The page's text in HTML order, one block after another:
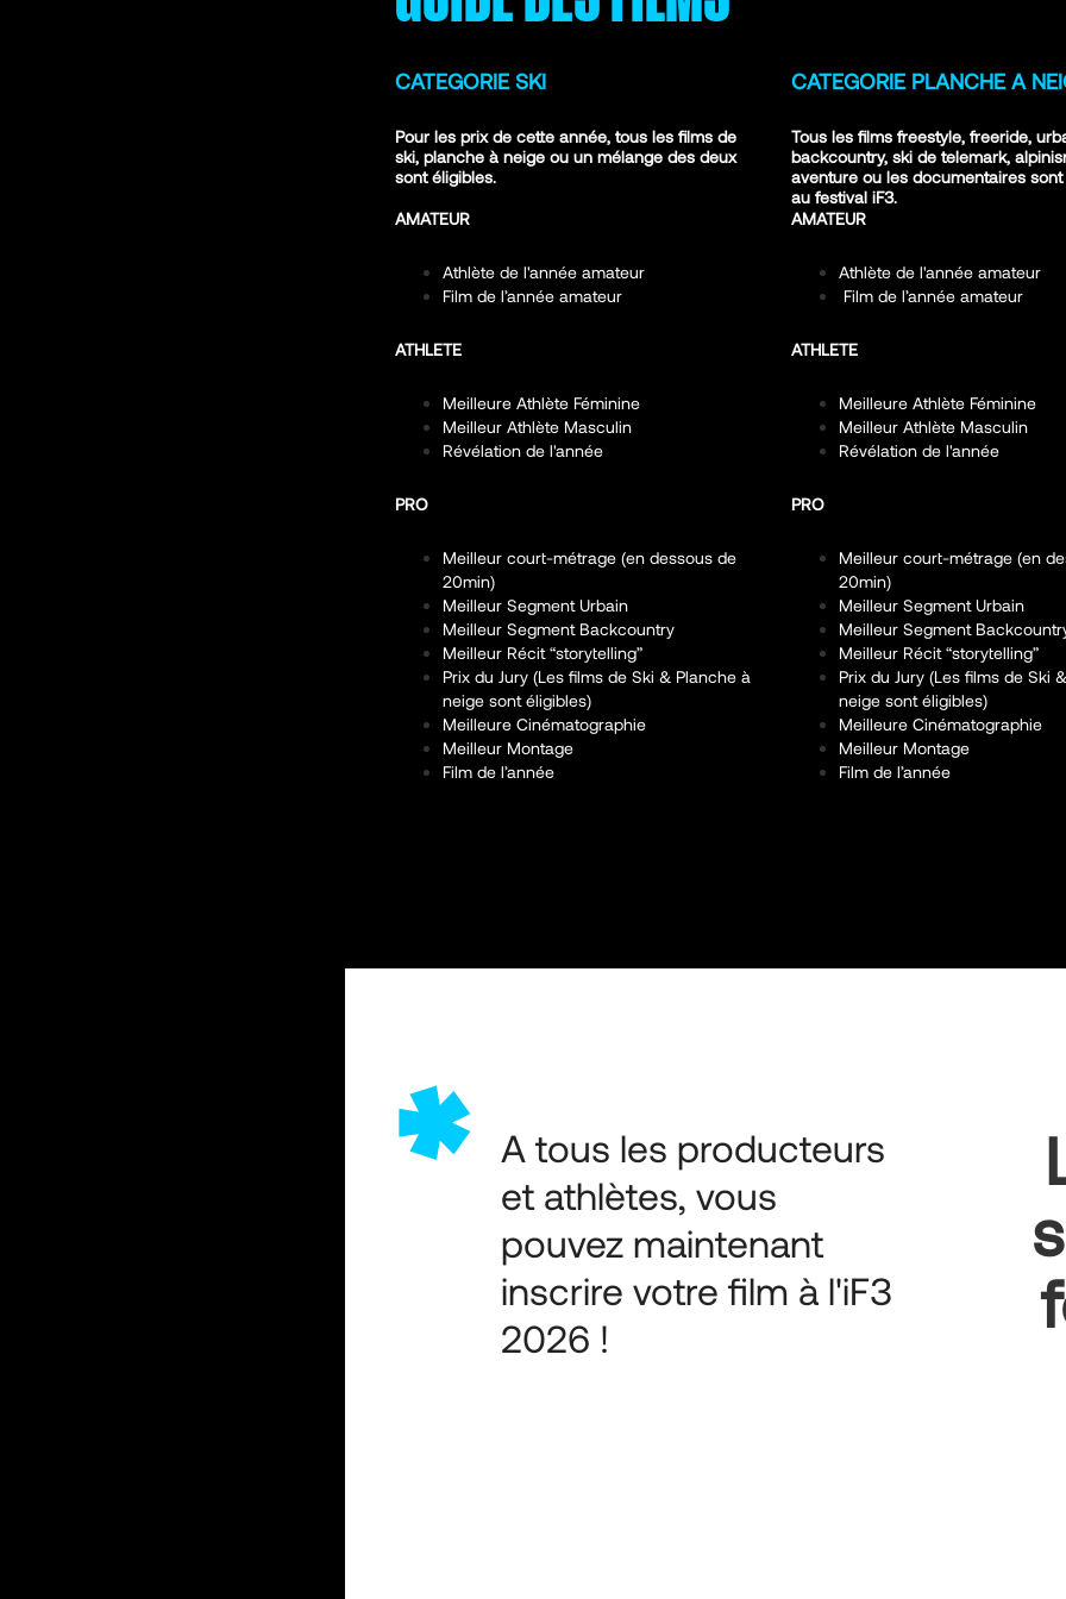
CATEGORIE SKI
Pour les prix de cette année, tous les films de
ski, planche à neige ou un mélange des deux
sont éligibles.
AMATEUR
Athlète de l'année amateur
Film de l’année amateur
ATHLETE
Meilleure Athlète Féminine
Meilleur Athlète Masculin
Révélation de l'année
PRO
Meilleur court-métrage (en dessous de
20min)
Meilleur Segment Urbain
Meilleur Segment Backcountry
Meilleur Récit “storytelling”
Prix du Jury (Les films de Ski & Planche à
neige sont éligibles)
Meilleure Cinématographie
Meilleur Montage
Film de l’année
CATEGORIE PLANCHE A
Tous les films freestyle, freeride,
backcountry, ski de telemark,
aventure ou les documentaires
au festival iF3.
AMATEUR
Athlète de l'année amateur
Film de l’année amateur
ATHLETE
Meilleure Athlète Féminine
Meilleur Athlète Masculin
Révélation de l'année
PRO
Meilleur court-métrage (en
20min)
Meilleur Segment Urbain
Meilleur Segment
Meilleur Récit “storytelling”
Prix du Jury (Les films de Ski
neige sont éligibles)
Meilleure Cinématographie
Meilleur Montage
Film de l’année
*
A tous les producteurs
et athlètes, vous
pouvez maintenant
inscrire votre film à l'iF3
2026 !